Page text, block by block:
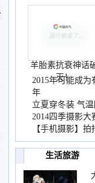
羊胎素抗衰神话
灭！
2015年可能成
年
立夏穿冬装 气
2014四季摄影大
【手机摄影】
生活旅游